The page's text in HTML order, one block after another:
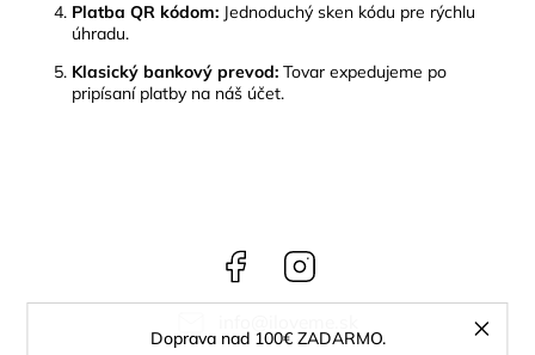
Doprava nad 100€ ZADARMO.
Platba QR kódom: Jednoduchý sken kódu pre rýchlu
úhradu.
Klasický bankový prevod: Tovar expedujeme po
pripísaní platby na náš účet.
Facebook